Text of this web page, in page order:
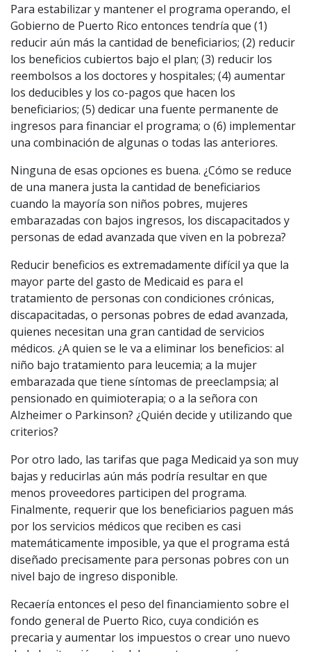
Para estabilizar y mantener el programa operando, el
Gobierno de Puerto Rico entonces tendría que (1)
reducir aún más la cantidad de beneficiarios; (2) reducir
los beneficios cubiertos bajo el plan; (3) reducir los
reembolsos a los doctores y hospitales; (4) aumentar
los deducibles y los co-pagos que hacen los
beneficiarios; (5) dedicar una fuente permanente de
ingresos para financiar el programa; o (6) implementar
una combinación de algunas o todas las anteriores.
Ninguna de esas opciones es buena. ¿Cómo se reduce
de una manera justa la cantidad de beneficiarios
cuando la mayoría son niños pobres, mujeres
embarazadas con bajos ingresos, los discapacitados y
personas de edad avanzada que viven en la pobreza?
Reducir beneficios es extremadamente difícil ya que la
mayor parte del gasto de Medicaid es para el
tratamiento de personas con condiciones crónicas,
discapacitadas, o personas pobres de edad avanzada,
quienes necesitan una gran cantidad de servicios
médicos. ¿A quien se le va a eliminar los beneficios: al
niño bajo tratamiento para leucemia; a la mujer
embarazada que tiene síntomas de preeclampsia; al
pensionado en quimioterapia; o a la señora con
Alzheimer o Parkinson? ¿Quién decide y utilizando que
criterios?
Por otro lado, las tarifas que paga Medicaid ya son muy
bajas y reducirlas aún más podría resultar en que
menos proveedores participen del programa.
Finalmente, requerir que los beneficiarios paguen más
por los servicios médicos que reciben es casi
matemáticamente imposible, ya que el programa está
diseñado precisamente para personas pobres con un
nivel bajo de ingreso disponible.
Recaería entonces el peso del financiamiento sobre el
fondo general de Puerto Rico, cuya condición es
precaria y aumentar los impuestos o crear uno nuevo